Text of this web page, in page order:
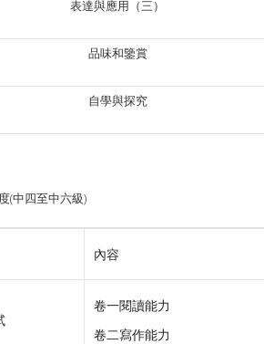
表達與應用（三）
品味和鑒賞
自學與探究
(中四至中六級)
內容
卷一閱讀能力
卷二寫作能力